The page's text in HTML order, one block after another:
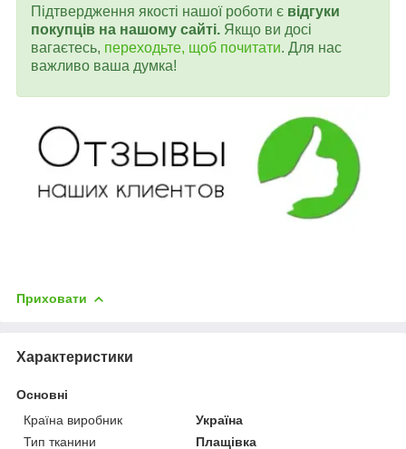
Підтвердження якості нашої роботи є відгуки
покупців на нашому сайті. Якщо ви досі
вагаєтесь, переходьте, щоб почитати. Для нас
важливо ваша думка!
Приховати
Характеристики
Основні
Країна виробник
Україна
Тип тканини
Плащівка